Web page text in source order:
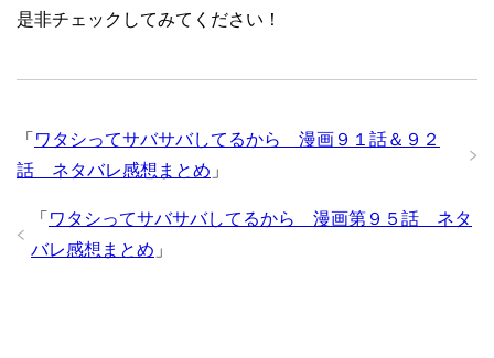
是非チェックしてみてください！
「 ワタシってサバサバしてるから 漫画９１話＆９２
話 ネタバレ感想まとめ 」
「 ワタシってサバサバしてるから 漫画第９５話 ネタ
バレ感想まとめ 」